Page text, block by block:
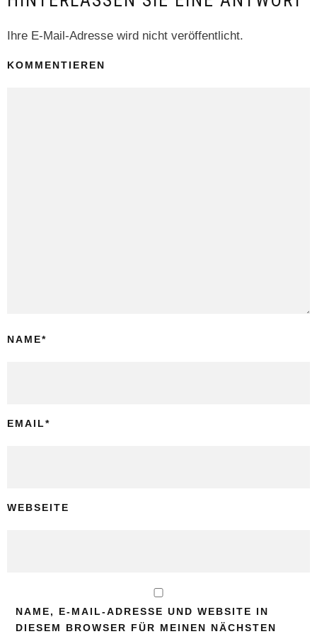
Ihre E-Mail-Adresse wird nicht veröffentlicht.
KOMMENTIEREN
NAME*
EMAIL*
WEBSEITE
NAME, E-MAIL-ADRESSE UND WEBSITE IN
DIESEM BROWSER FÜR MEINEN NÄCHSTEN